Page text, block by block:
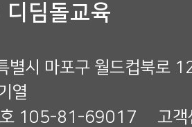
디딤돌교육
시 마포구 월드컵북로
열
105-81-69017
고